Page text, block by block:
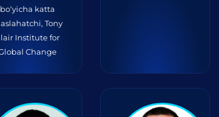
bo‘yicha katta
Tony
Institute for
Change